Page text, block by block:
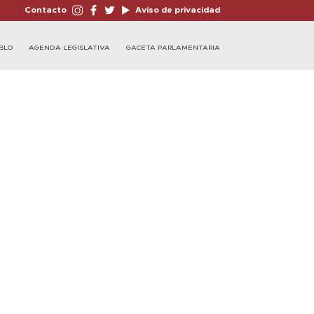
Contacto Aviso de privacidad
AGENDA LEGISLATIVA GACETA PARLAMENTARIA